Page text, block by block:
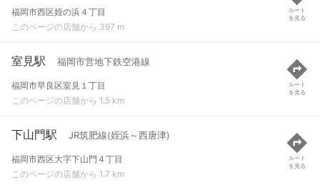
福岡市西区姪の浜４丁目
このページの店舗から 397 m
ルート
を見る
室見駅 福岡市営地下鉄空港線
福岡市早良区室見１丁目
このページの店舗から 1.5 km
ルート
を見る
下山門駅 JR筑肥線(姪浜～西唐津)
福岡市西区大字下山門４丁目
このページの店舗から 1.7 km
ルート
を見る